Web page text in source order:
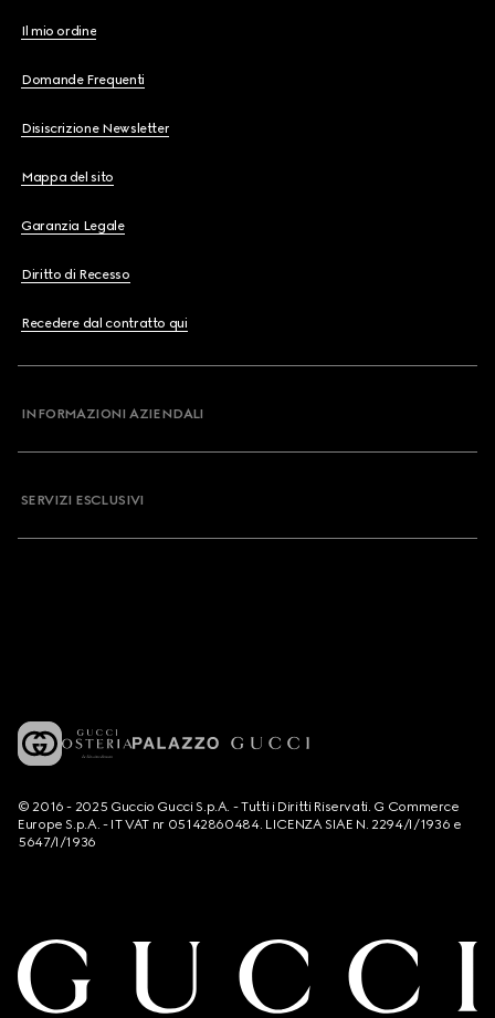
Il mio ordine
Domande Frequenti
Disiscrizione Newsletter
Mappa del sito
Garanzia Legale
Diritto di Recesso
Recedere dal contratto qui
INFORMAZIONI AZIENDALI
SERVIZI ESCLUSIVI
© 2016 - 2025 Guccio Gucci S.p.A. - Tutti i Diritti Riservati. G Commerce
Europe S.p.A. - IT VAT nr 05142860484. LICENZA SIAE N. 2294/I/1936 e
5647/I/1936